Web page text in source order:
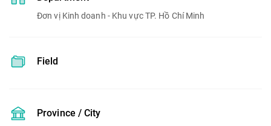
Đơn vị Kinh doanh - Khu vực TP. Hồ Chí Minh
Field
Province / City